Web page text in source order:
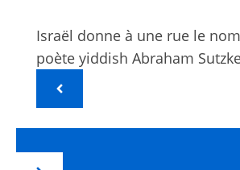
Israël donne à une rue le
poète yiddish Abraham